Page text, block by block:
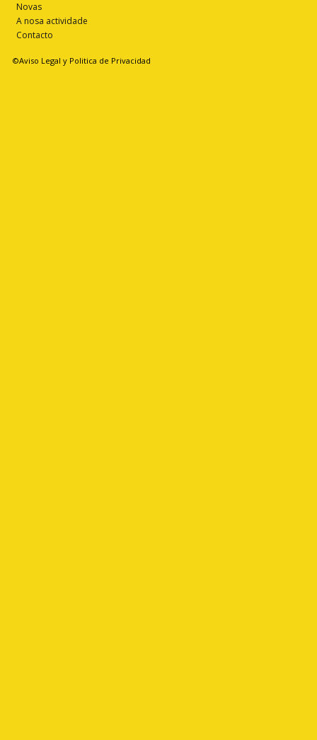
Novas
A nosa actividade
Contacto
©Aviso Legal y Politica de Privacidad